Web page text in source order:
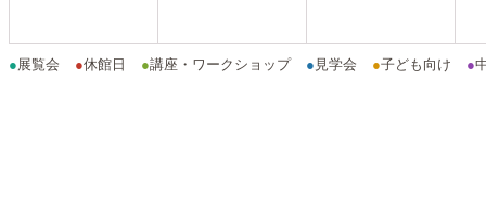
●展覧会 ●休館日 ●講座・ワークショップ ● 見学会 ●子ども向け ●